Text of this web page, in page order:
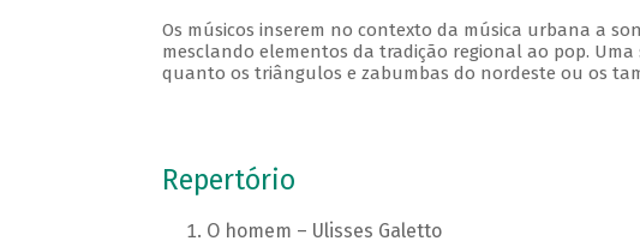
Os músicos inserem no contexto da música urbana a
mesclando elementos da tradição regional ao pop.
quanto os triângulos e zabumbas do nordeste ou os
Repertório
O homem – Ulisses Galetto